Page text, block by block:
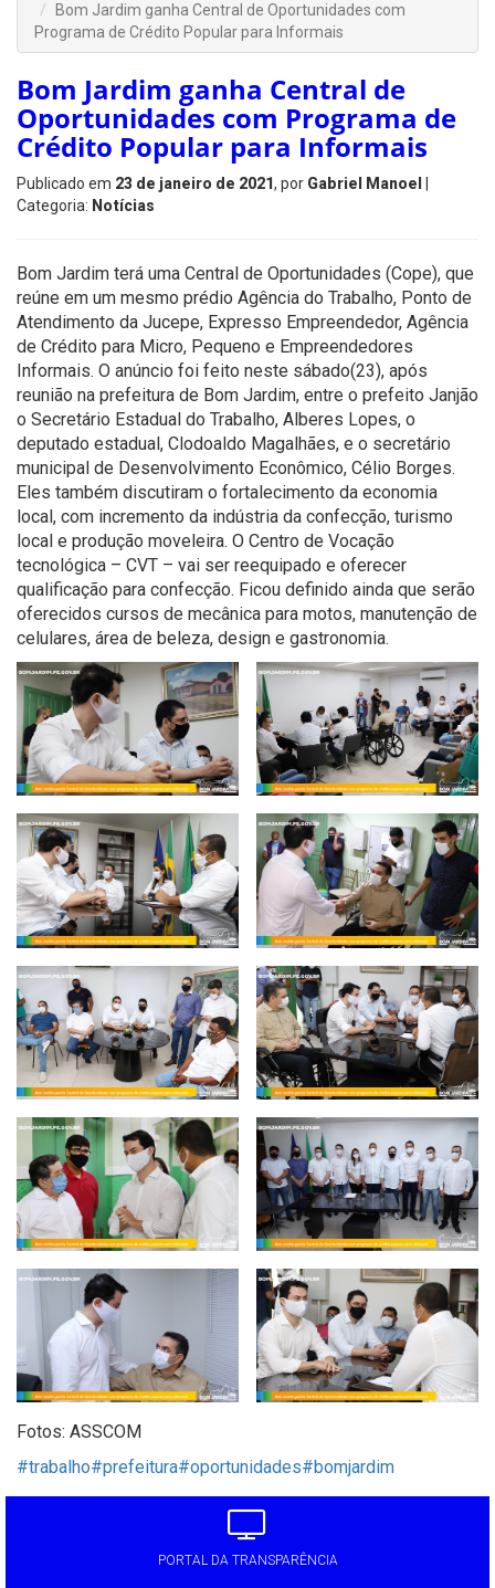
Bom Jardim ganha Central de Oportunidades com
Programa de Crédito Popular para Informais
Bom Jardim ganha Central de
Oportunidades com Programa de
Crédito Popular para Informais
Publicado em 23 de janeiro de 2021, por Gabriel Manoel
Categoria: Notícias
Bom Jardim terá uma Central de Oportunidades (Cope), que
reúne em um mesmo prédio Agência do Trabalho, Ponto de
Atendimento da Jucepe, Expresso Empreendedor, Agência
de Crédito para Micro, Pequeno e Empreendedores
Informais. O anúncio foi feito neste sábado(23), após
reunião na prefeitura de Bom Jardim, entre o prefeito Janjão
o Secretário Estadual do Trabalho, Alberes Lopes, o
deputado estadual, Clodoaldo Magalhães, e o secretário
municipal de Desenvolvimento Econômico, Célio Borges.
Eles também discutiram o fortalecimento da economia
local, com incremento da indústria da confecção, turismo
local e produção moveleira. O Centro de Vocação
tecnológica – CVT – vai ser reequipado e oferecer
qualificação para confecção. Ficou definido ainda que serão
oferecidos cursos de mecânica para motos, manutenção de
celulares, área de beleza, design e gastronomia.
Fotos: ASSCOM
#trabalho#prefeitura#oportunidades#bomjardim
PORTAL DA TRANSPARÊNCIA